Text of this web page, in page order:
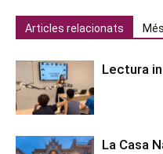
Articles relacionats
Lectura
La Casa